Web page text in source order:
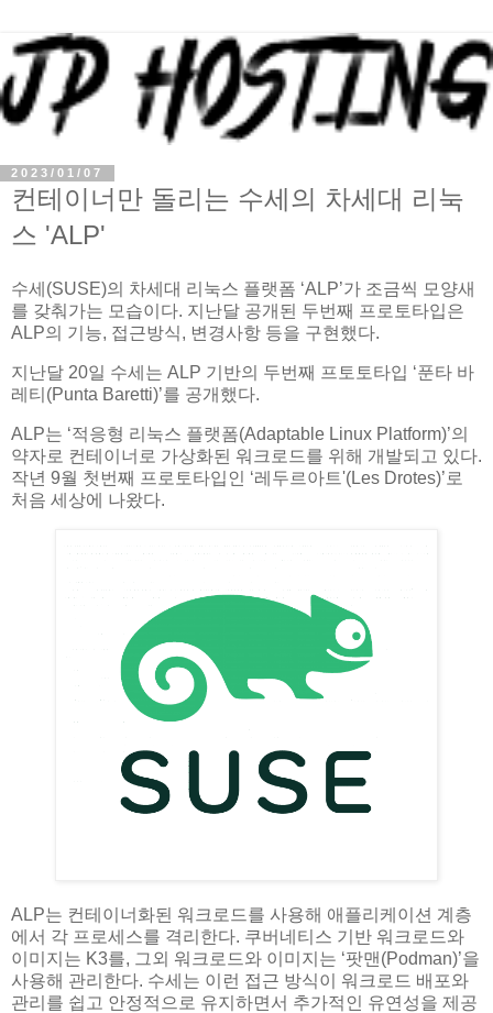
2023/01/07
컨테이너만 돌리는 수세의 차세대 리눅
스 'ALP'
수세(SUSE)의 차세대 리눅스 플랫폼 ‘ALP’가 조금씩 모양새
를 갖춰가는 모습이다. 지난달 공개된 두번째 프로토타입은
ALP의 기능, 접근방식, 변경사항 등을 구현했다.
지난달 20일 수세는 ALP 기반의 두번째 프토토타입 ‘푼타 바
레티(Punta Baretti)’를 공개했다.
ALP는 ‘적응형 리눅스 플랫폼(Adaptable Linux Platform)’의
약자로 컨테이너로 가상화된 워크로드를 위해 개발되고 있다.
작년 9월 첫번째 프로토타입인 ‘레두르아트'(Les Drotes)’로
처음 세상에 나왔다.
ALP는 컨테이너화된 워크로드를 사용해 애플리케이션 계층
에서 각 프로세스를 격리한다. 쿠버네티스 기반 워크로드와
이미지는 K3를, 그외 워크로드와 이미지는 ‘팟맨(Podman)’을
사용해 관리한다. 수세는 이런 접근 방식이 워크로드 배포와
관리를 쉽고 안정적으로 유지하면서 추가적인 유연성을 제공